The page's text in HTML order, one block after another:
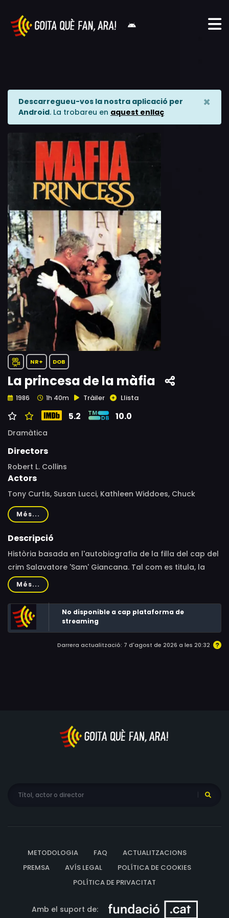
Descarregueu-vos la nostra aplicació per
Android. La trobareu en aquest enllaç
×
NR+ DOB
La princesa de la màfia
1986 1h 40m Tràiler Llista
5.2 10.0
Dramàtica
Directors
Robert L. Collins
Actors
Tony Curtis, Susan Lucci, Kathleen Widdoes, Chuck
Shamata, Louis Di Bianco, Tony De Santis, Albert Schultz,
David McIlwraith, Marsha Moreau, Norma Edwards, Ken
Pogue, Tom Harvey, Bill Lake
Més...
Descripció
Història basada en l'autobiografia de la filla del cap del
crim Salavatore 'Sam' Giancana. Tal com es titula, la
història se centra en la problemàtica relació
d'Antoniette amb el seu pare i examina la seva vida
entre 1935 i 1975.
Més...
No disponible a cap plataforma de
streaming
Darrera actualització: 7 d'agost de 2026 a les 20:32
METODOLOGIA FAQ
ACTUALITZACIONS
PREMSA
AVÍS LEGAL
POLÍTICA DE COOKIES
POLÍTICA DE PRIVACITAT
Amb el suport de: